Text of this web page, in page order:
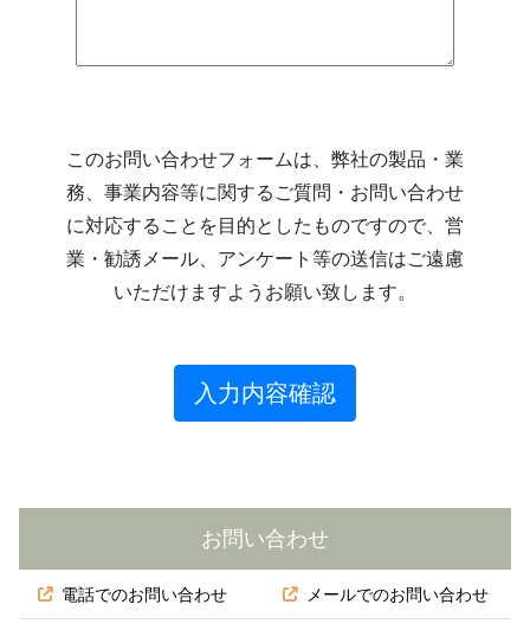
お問い合わせ
電話でのお問い合わせ メールでのお問い合わせ
このお問い合わせフォームは、弊社の製品・業
務、事業内容等に関するご質問・お問い合わせ
に対応することを目的としたものですので、営
業・勧誘メール、アンケート等の送信はご遠慮
いただけますようお願い致します。
入力内容確認